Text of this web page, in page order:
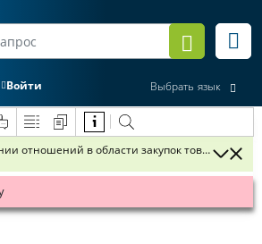
Войти Выбрать язык
отношений в области закупок товаров